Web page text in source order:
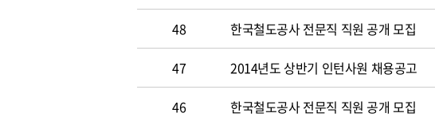
48 한국철도공사 전문직 직원 공개 모집
47 2014년도 상반기 인턴사원 채용공고
46 한국철도공사 전문직 직원 공개 모집